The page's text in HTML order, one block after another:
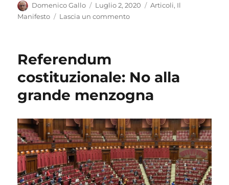
Autore
Domenico Gallo
Pubblicato
il
Luglio 2, 2020 Categorie
Articoli, Il
Manifesto
Lascia un commentosu
sentenza
Mediaset
Referendum
costituzionale: No alla
grande menzogna